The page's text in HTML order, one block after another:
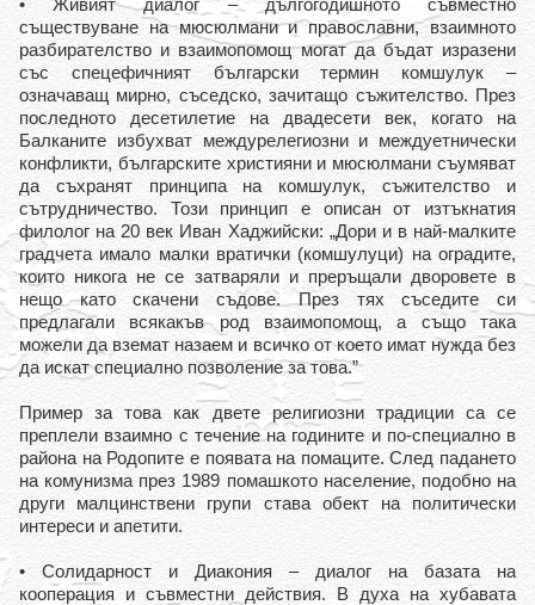
• Живият диалог – дългогодишното съвместно
съществуване на мюсюлмани и православни, взаимното
разбирателство и взаимопомощ могат да бъдат изразени
със спецефичният български термин комшулук –
означаващ мирно, съседско, зачитащо съжителство. През
последното десетилетие на двадесети век, когато на
Балканите избухват междурелегиозни и междуетнически
конфликти, българските християни и мюсюлмани съумяват
да съхранят принципа на комшулук, съжителство и
сътрудничество. Този принцип е описан от изтъкнатия
филолог на 20 век Иван Хаджийски: „Дори и в най-малките
градчета имало малки вратички (комшулуци) на оградите,
които никога не се затваряли и преръщали дворовете в
нещо като скачени съдове. През тях съседите си
предлагали всякакъв род взаимопомощ, а също така
можели да вземат назаем и всичко от което имат нужда без
да искат специално позволение за това.”
Пример за това как двете религиозни традиции са се
преплели взаимно с течение на годините и по-специално в
района на Родопите е появата на помаците. След падането
на комунизма през 1989 помашкото население, подобно на
други малцинствени групи става обект на политически
интереси и апетити.
• Солидарност и Диакония – диалог на базата на
кооперация и съвместни действия. В духа на хубавата